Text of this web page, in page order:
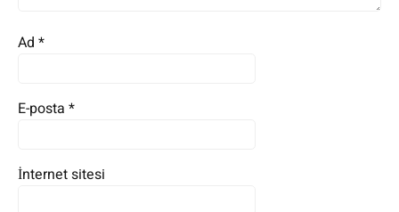
Ad *
E-posta *
İnternet sitesi